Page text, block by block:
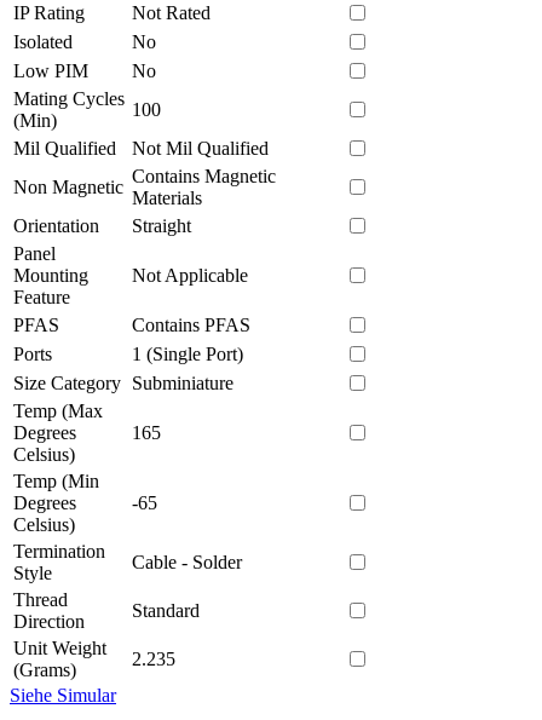
IP Rating
Not Rated
Isolated
No
Low PIM
No
Mating Cycles
(Min)
100
Mil Qualified
Not Mil Qualified
Non Magnetic
Contains Magnetic
Materials
Orientation
Straight
Panel
Mounting
Feature
Not Applicable
PFAS
Contains PFAS
Ports
1 (Single Port)
Size Category Subminiature
Temp (Max
Degrees
Celsius)
165
Temp (Min
Degrees
Celsius)
-65
Termination
Style
Cable - Solder
Thread
Direction
Standard
Unit Weight
(Grams)
2.235
Siehe Simular